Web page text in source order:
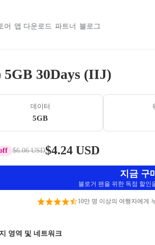
어 앱 다운로드 파트너 블로그
5GB 30Days (IIJ)
데이터
5GB
$6.06 USD$4.24 USD
지금 구
블로거 팬을 위한 독점 할인
10만 명 이상의 여행자에게
영역 및 네트워크